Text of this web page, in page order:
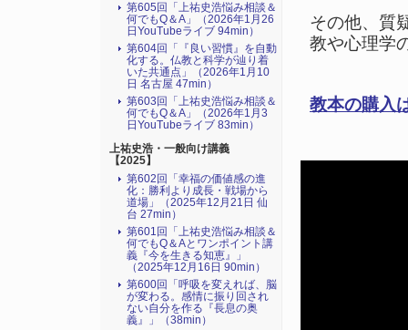
その他、質
教や心理学
教本の購入
第605回「上祐史浩悩み相談＆
何でもQ＆A」（2026年1月26
日YouTubeライブ 94min）
第604回「『良い習慣』を自動
化する。仏教と科学が辿り着
いた共通点」（2026年1月10
日 名古屋 47min）
第603回「上祐史浩悩み相談＆
何でもQ＆A」（2026年1月3
日YouTubeライブ 83min）
上祐史浩・一般向け講義
【2025】
第602回「幸福の価値感の進
化：勝利より成長・戦場から
道場」（2025年12月21日 仙
台 27min）
第601回「上祐史浩悩み相談＆
何でもQ＆Aとワンポイント講
義『今を生きる知恵』」
（2025年12月16日 90min）
第600回「呼吸を変えれば、脳
が変わる。感情に振り回され
ない自分を作る『長息の奥
義』」（38min）